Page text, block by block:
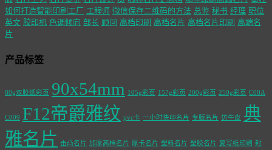
如何打造智能印刷工厂 工程师 微信保存二维码的方法 总监 秘书 经理 职位
英文 胶印机 色调倾向 部长 顾问 高档印刷 高档名片 高档名片印刷 高端名
片
产品标签
80g双胶纸彩页 90x54mm 105g彩页 157g彩页 200g彩页 250g彩页 C00A
C009 F12帝爵雅纹 pvc卡 一小时快印名片 专版名片 仿牛皮 典
雅名片 击凸名片 加厚高档名片 厚卡名片 塑料名片 塑胶名片 复写纸印刷 封